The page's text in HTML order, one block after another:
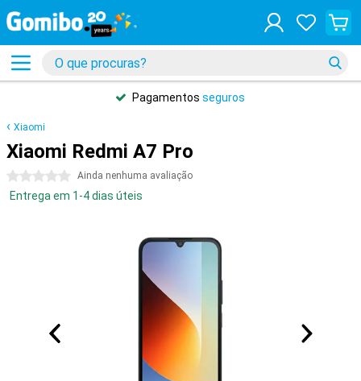
Pagamentos seguros
Xiaomi
Xiaomi Redmi A7 Pro
0 estrelas Ainda nenhuma avaliação
Entrega em 1-4 dias úteis